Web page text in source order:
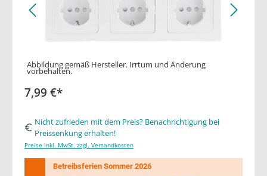
Abbildung gemäß Hersteller. Irrtum und Änderung
vorbehalten.
7,99 €*
Nicht zufrieden mit dem Preis? Benachrichtigung bei
Preissenkung erhalten!
Preise inkl. MwSt. zzgl. Versandkosten
Betreibsferien Sommer 2026